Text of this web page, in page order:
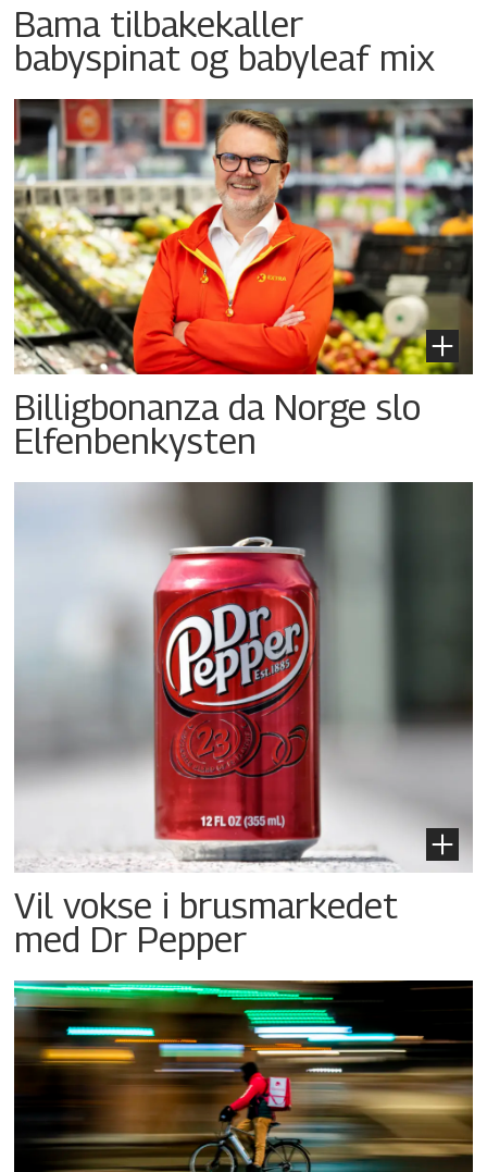
Bama tilbakekaller
babyspinat og babyleaf mix
Billigbonanza da Norge slo
Elfenbenkysten
Vil vokse i brusmarkedet
med Dr Pepper